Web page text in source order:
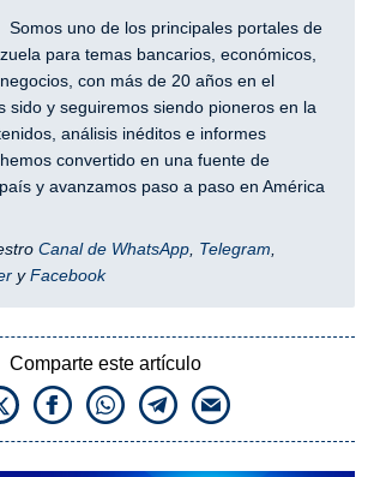
Somos uno de los principales portales de
para temas bancarios, económicos,
con más de 20 años en el
sido y seguiremos siendo pioneros en la
análisis inéditos e informes
convertido en una fuente de
y avanzamos paso a paso en América
Canal de WhatsApp, Telegram,
yFacebook
Comparte este artículo